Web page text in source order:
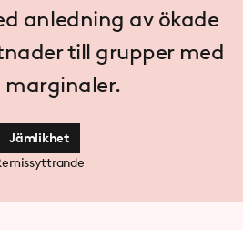
anledning av ökade
till grupper med
marginaler.
Jämlikhet